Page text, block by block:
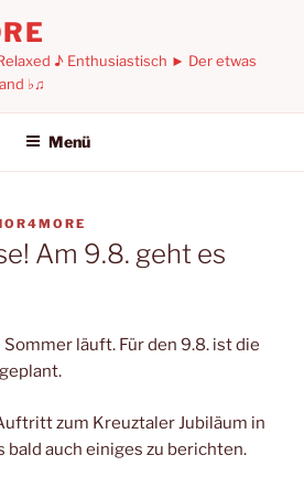
♪ Enthusiastisch ► Der etwas
♭♫
Menü
Am 9.8. geht es
läuft. Für den 9.8. ist die
zum Kreuztaler Jubiläum in
bald auch einiges zu berichten.